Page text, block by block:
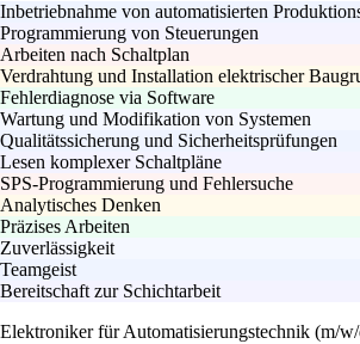
Inbetriebnahme von automatisierten
Programmierung von Steuerungen
Arbeiten nach Schaltplan
Verdrahtung und Installation elektrischer
Fehlerdiagnose via Software
Wartung und Modifikation von Systemen
Qualitätssicherung und Sicherheitsprüfungen
Lesen komplexer Schaltpläne
SPS-Programmierung und Fehlersuche
Analytisches Denken
Präzises Arbeiten
Zuverlässigkeit
Teamgeist
Bereitschaft zur Schichtarbeit
Elektroniker für Automatisierungstechnik (m/